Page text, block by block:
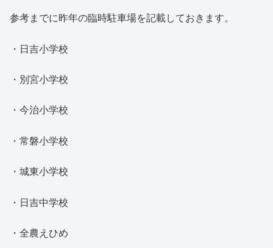
参考までに昨年の臨時駐車場を記載しておきます。
・日吉小学校
・別宮小学校
・今治小学校
・常磐小学校
・城東小学校
・日吉中学校
・全農えひめ